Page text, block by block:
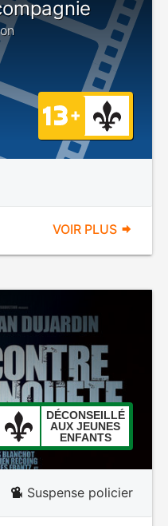
VOIR PLUS
DÉCONSEILLÉ
AUX JEUNES
ENFANTS
Suspense policier